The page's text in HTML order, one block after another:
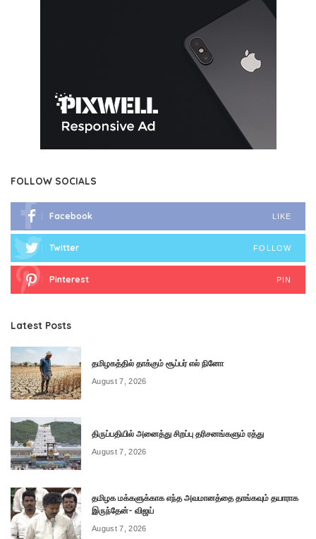
FOLLOW SOCIALS
Facebook LIKE
Twitter FOLLOW
Pinterest PIN
Latest Posts
தமிழகத்தில் தாக்கும் சூப்பர் எல் நினோ
August 7, 2026
திருப்பதியில் அனைத்து சிறப்பு தரிசனங்களும் ரத்து
August 7, 2026
தமிழக மக்களுக்காக எந்த அவமானத்தை தாங்கவும் தயாராக
இருந்தேன்- விஜய்
August 7, 2026